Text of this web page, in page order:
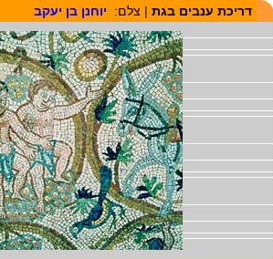
דריכת ענבים בגת | צלם: יוחנן בן יעקב